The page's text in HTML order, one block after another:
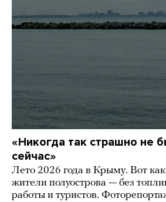
«Никогда так страшно не
сейчас»
Лето 2026 года в Крыму. Вот
жители полуострова — без
работы и туристов.